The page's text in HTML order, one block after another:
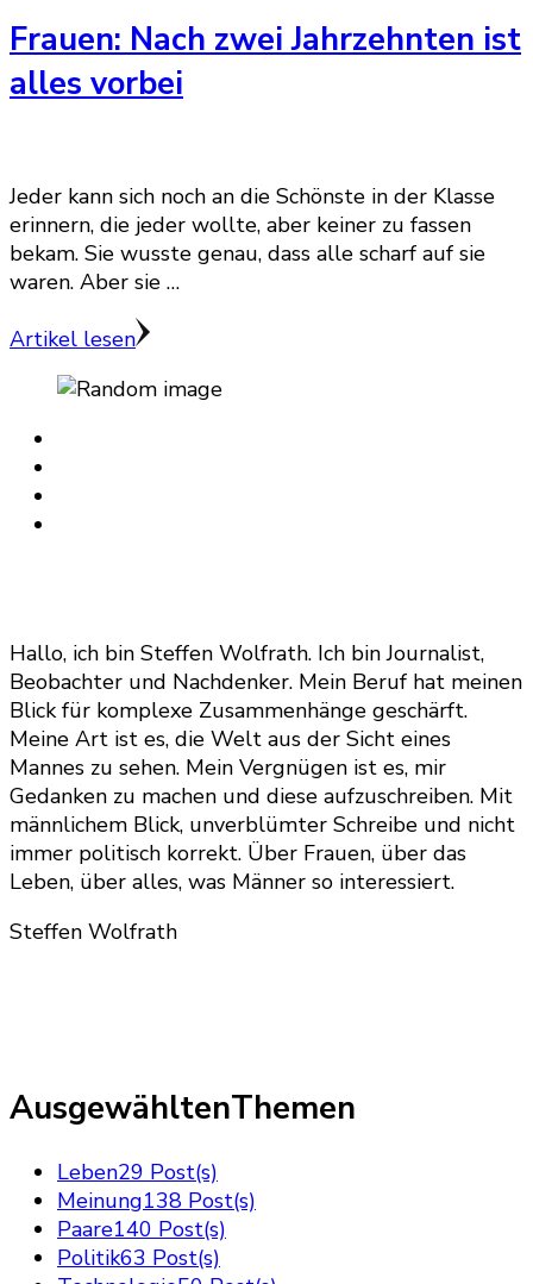
Frauen: Nach zwei Jahrzehnten ist
alles vorbei
Jeder kann sich noch an die Schönste in der Klasse
erinnern, die jeder wollte, aber keiner zu fassen
bekam. Sie wusste genau, dass alle scharf auf sie
waren. Aber sie …
Artikel lesen
Hallo, ich bin Steffen Wolfrath. Ich bin Journalist,
Beobachter und Nachdenker. Mein Beruf hat meinen
Blick für komplexe Zusammenhänge geschärft.
Meine Art ist es, die Welt aus der Sicht eines
Mannes zu sehen. Mein Vergnügen ist es, mir
Gedanken zu machen und diese aufzuschreiben. Mit
männlichem Blick, unverblümter Schreibe und nicht
immer politisch korrekt. Über Frauen, über das
Leben, über alles, was Männer so interessiert.
Steffen Wolfrath
AusgewähltenThemen
Leben29 Post(s)
Meinung138 Post(s)
Paare140 Post(s)
Politik63 Post(s)